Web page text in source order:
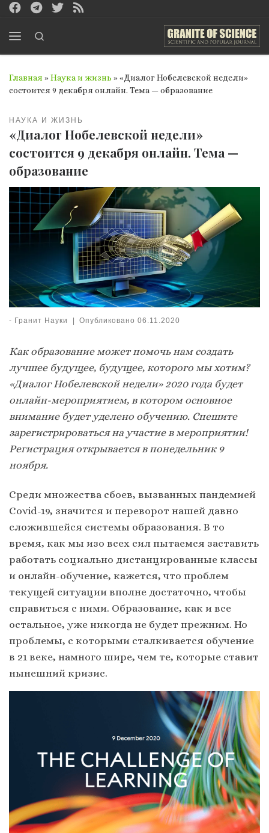
Перейти к содержимому
Главная » Наука и жизнь » «Диалог Нобелевской недели»
состоится 9 декабря онлайн. Тема — образование
НАУКА И ЖИЗНЬ
«Диалог Нобелевской недели»
состоится 9 декабря онлайн. Тема —
образование
- Гранит Науки | Опубликовано06.11.2020
Как образование может помочьнам создать
лучшее будущее, будущее, которого мы хотим?
«Диалог Нобелевской недели» 2020 года будет
онлайн-мероприятием, в котором основное
внимание будет уделено обучению. Спешите
зарегистрироваться на участие в мероприятии!
Регистрация открывается в понедельник 9
ноября.
Среди множества сбоев, вызванных пандемией
Covid-19, значится и переворот нашей давно
сложившейся системы образования. В то
время, как мы изо всех сил пытаемся заставить
работать социально дистанцированные классы
и онлайн-обучение, кажется, что проблем
текущей ситуации вполне достаточно, чтобы
справиться с ними. Образование, как и все
остальное, уже никогда не будет прежним. Но
проблемы, с которыми сталкивается обучение
в 21 веке, намного шире, чем те, которые ставит
нынешний кризис.